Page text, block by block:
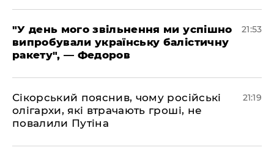
​"У день мого звільнення ми успішно
випробували українську балістичну
ракету", — Федоров
21:53
​Сікорський пояснив, чому російські
олігархи, які втрачають гроші, не
повалили Путіна
21:19